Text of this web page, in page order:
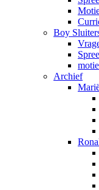
Boy
Archief